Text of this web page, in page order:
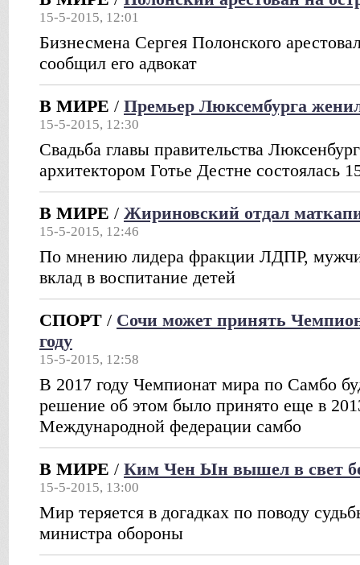
15-5-2015, 12:01
Бизнесмена Сергея Полонского
сообщил его адвокат
В МИРЕ / Премьер Люксембурга
15-5-2015, 12:30
Cвадьба главы правительства
архитектором Готье Дестне состоялась
В МИРЕ / Жириновский отдал
15-5-2015, 12:46
По мнению лидера фракции ЛДПР,
вклад в воспитание детей
СПОРТ / Сочи может принять
году
15-5-2015, 12:58
В 2017 году Чемпионат мира по Самбо
решение об этом было принято еще в
Международной федерации самбо
В МИРЕ / Ким Чен Ын вышел в свет
15-5-2015, 13:00
Мир теряется в догадках по поводу
министра обороны